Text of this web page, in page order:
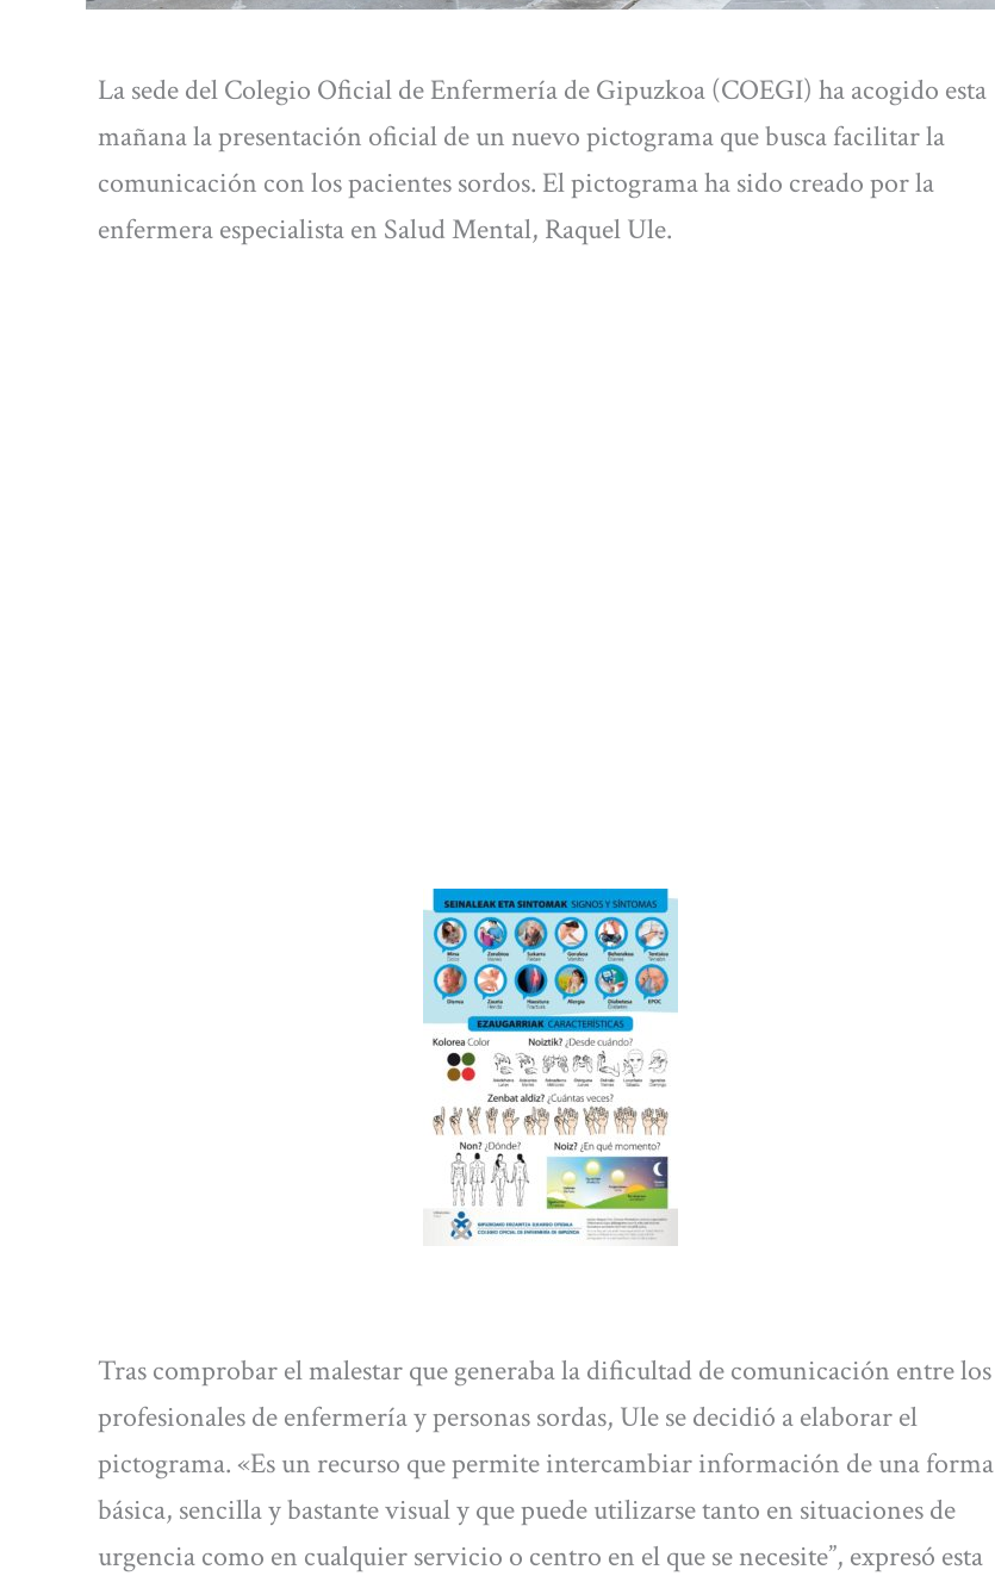
La sede del Colegio Oficial de Enfermería de Gipuzkoa (COEGI) ha acogido esta
mañana la presentación oficial de un nuevo pictograma que busca facilitar la
comunicación con los pacientes sordos. El pictograma ha sido creado por la
enfermera especialista en Salud Mental, Raquel Ule.
Tras comprobar el malestar que generaba la dificultad de comunicación entre los
profesionales de enfermería y personas sordas, Ule se decidió a elaborar el
pictograma. «Es un recurso que permite intercambiar información de una forma
básica, sencilla y bastante visual y que puede utilizarse tanto en situaciones de
urgencia como en cualquier servicio o centro en el que se necesite”, expresó esta